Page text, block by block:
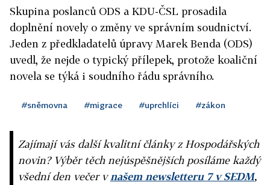
Skupina poslanců ODS a KDU-ČSL prosadila
doplnění novely o změny ve správním soudnictví.
Jeden z předkladatelů úpravy Marek Benda (ODS)
uvedl, že nejde o typický přílepek, protože koaliční
novela se týká i soudního řádu správního.
#sněmovna #migrace #uprchlíci #zákon
Zajímají vás další kvalitní články z Hospodářských
novin? Výběr těch nejúspěšnějších posíláme každý
všední den večer vnašem newsletteru 7 v SEDM,